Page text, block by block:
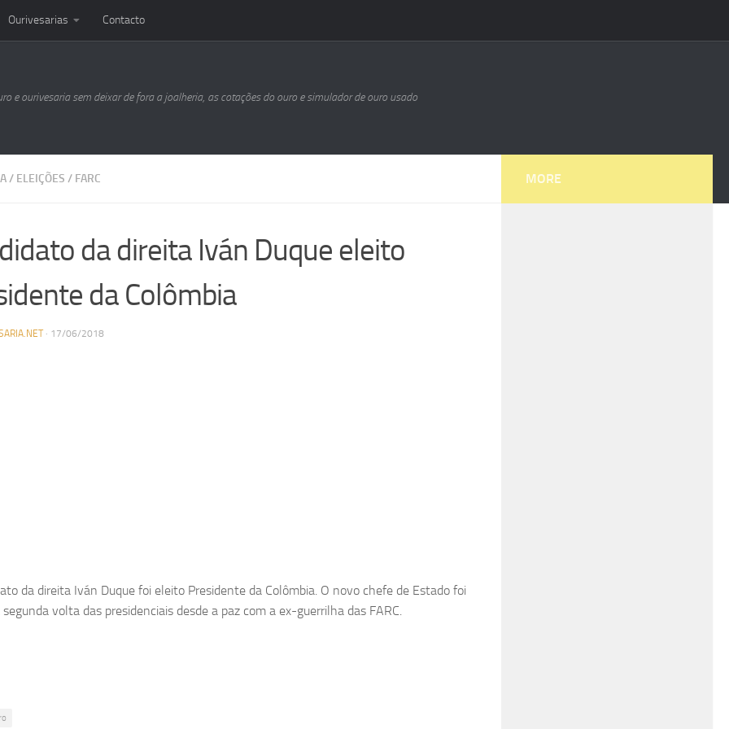
Ourivesarias Contacto
e ourivesaria sem deixar de fora a joalheria, as cotações do ouro e simulador de ouro usado
/ ELEIÇÕES / FARC
da direita Iván Duque eleito
da Colômbia
· 17/06/2018
da direita Iván Duque foi eleito Presidente da Colômbia. O novo chefe de Estado foi
volta das presidenciais desde a paz com a ex-guerrilha das FARC.
MORE